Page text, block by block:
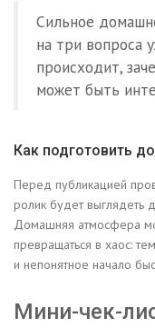
Сильное
на три вопроса
происходит,
может быть
Как подготовить
Перед публикацией
ролик будет выглядеть
Домашняя атмосфера
превращаться в хаос:
и непонятное начало
Мини-чек-